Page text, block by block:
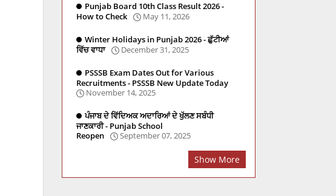
Punjab Board 10th Class Result 2026 -
How to Check
May 11, 2026
Winter Holidays in Punjab 2026 - ਛੁੱਟੀਆਂ
ਵਿੱਚ ਵਾਧਾ
December 31, 2025
PSSSB Exam Dates Out for Various
Recruitments - PSSSB New Update Today
November 14, 2025
ਪੰਜਾਬ ਦੇ ਵਿੱਦਿਅਕ ਅਦਾਰਿਆਂ ਦੇ ਖੁੱਲਣ ਸਬੰਧੀ
ਜਾਣਕਾਰੀ - Punjab School
Reopen
September 07, 2025
Show More